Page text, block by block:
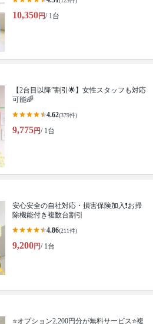
10,350円/ 1台
【2台目以降”割引🌟】女性スタッフも対応
可能🌈
4.62(379件)
9,775円/ 1台
安心安全の自社対応・損害保険加入❗️お掃
除機能付き複数台割引
4.86(211件)
9,200円/ 1台
⭐オプション2,200円分が無料サービス⭐複